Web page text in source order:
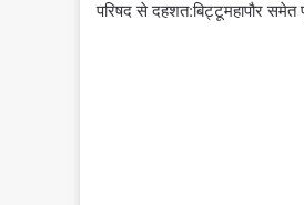
परिषद से दहशत:बिट्टूमहापौर समेत